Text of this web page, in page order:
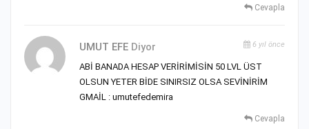
Cevapla
UMUT EFE Diyor 6 yıl önce
ABİ BANADA HESAP VERİRİMİSİN 50 LVL ÜST
OLSUN YETER BİDE SINIRSIZ OLSA SEVİNİRİM
GMAİL : umutefedemira
Cevapla